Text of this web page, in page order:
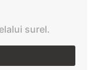
surel.